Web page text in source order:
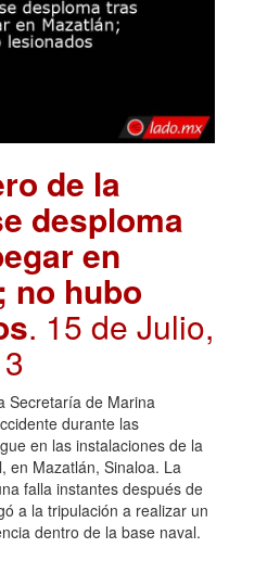
de la
desploma
en
no hubo
. 15 de Julio,
Secretaría de Marina
durante las
en las instalaciones de la
en Mazatlán, Sinaloa. La
falla instantes después de
a la tripulación a realizar un
dentro de la base naval.